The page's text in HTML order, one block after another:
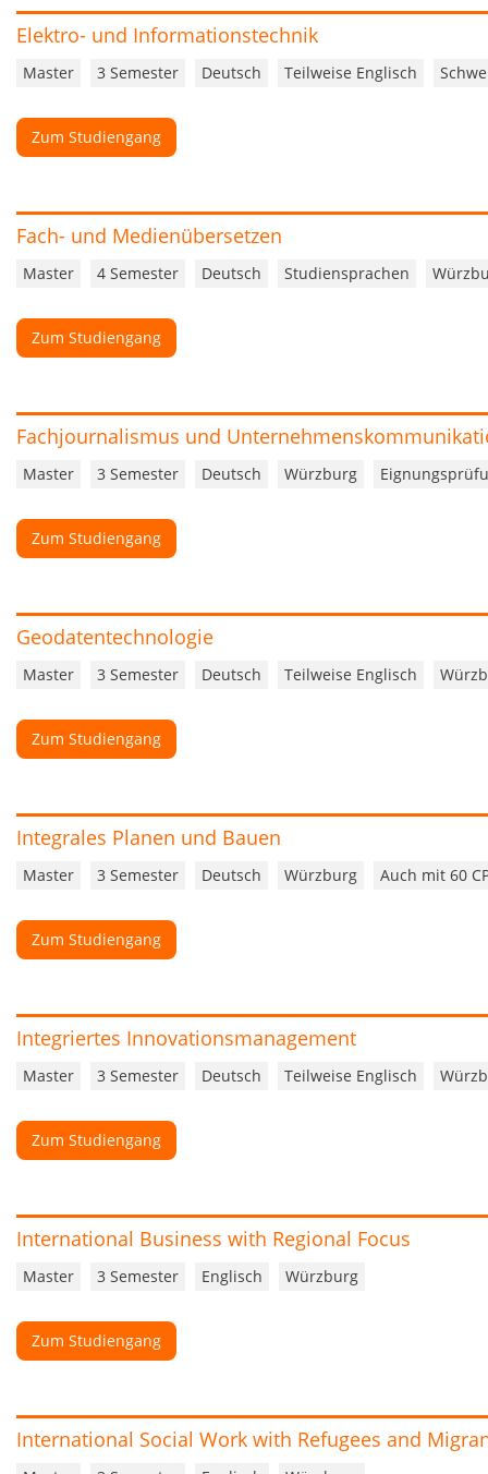
Elektro- und Informationstechnik
Master 3 Semester Deutsch Teilweise Englisch
Zum Studiengang
Fach- und Medienübersetzen
Master 4 Semester Deutsch Studiensprachen
Zum Studiengang
Fachjournalismus und
Master 3 Semester Deutsch Würzburg
Zum Studiengang
Geodatentechnologie
Master 3 Semester Deutsch Teilweise Englisch
Zum Studiengang
Integrales Planen und Bauen
Master 3 Semester Deutsch Würzburg Auch mit 60
Zum Studiengang
Integriertes Innovationsmanagement
Master 3 Semester Deutsch Teilweise Englisch
Zum Studiengang
International Business with Regional Focus
Master 3 Semester Englisch Würzburg
Zum Studiengang
International Social Work with Refugees and